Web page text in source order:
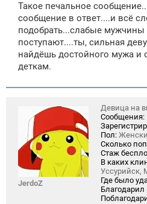
Такое печальное
сообщение в ответ....и всё
подобрать...слабые мужчины
поступают....ты, сильная
найдёшь достойного мужа и
деткам.
JerdoZ
Девица на
Сообщения:
Пол:
Сколько
Стаж
В каких
Уссурийск,
Где было
Благодарил